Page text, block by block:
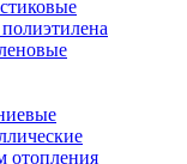
отопления